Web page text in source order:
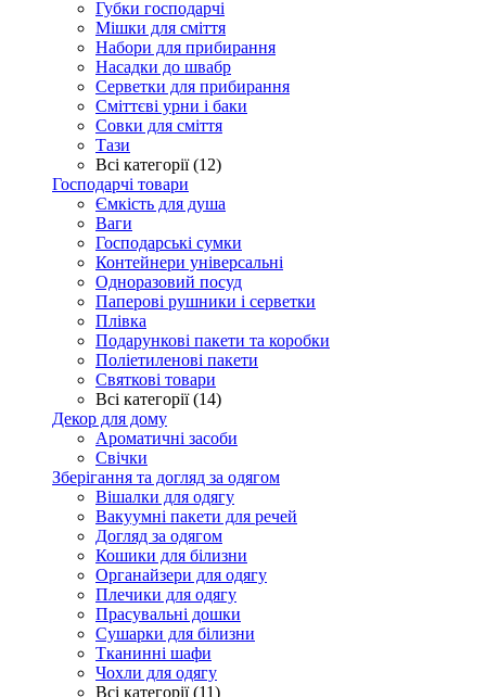
Губки господарчі
Мішки для сміття
Набори для прибирання
Насадки до швабр
Серветки для прибирання
Сміттєві урни і баки
Совки для сміття
Тази
Всі категорії (12)
Господарчі товари
Ємкість для душа
Ваги
Господарські сумки
Контейнери універсальні
Одноразовий посуд
Паперові рушники і серветки
Плівка
Подарункові пакети та коробки
Поліетиленові пакети
Святкові товари
Всі категорії (14)
Декор для дому
Ароматичні засоби
Свічки
Зберігання та догляд за одягом
Вішалки для одягу
Вакуумні пакети для речей
Догляд за одягом
Кошики для білизни
Органайзери для одягу
Плечики для одягу
Прасувальні дошки
Сушарки для білизни
Тканинні шафи
Чохли для одягу
Всі категорії (11)